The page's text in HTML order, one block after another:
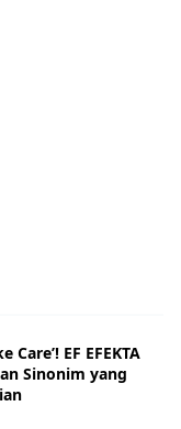
Care’! EF EFEKTA
Sinonim yang